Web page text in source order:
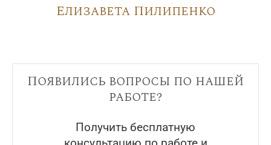
Елизавета Пилипенко
Появились вопросы по нашей
работе?
Получить бесплатную